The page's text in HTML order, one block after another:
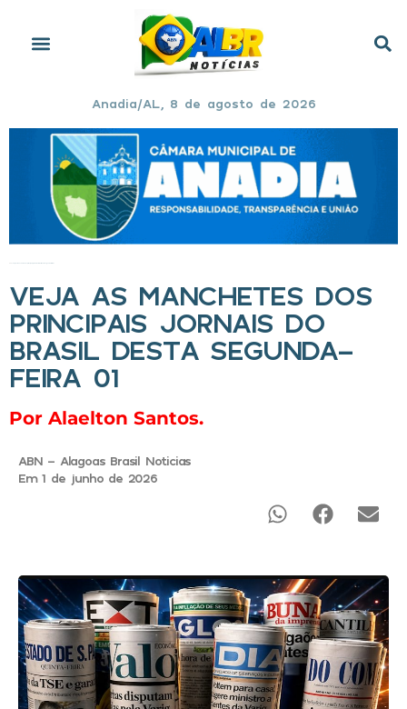
Anadia/AL, 8 de agosto de 2026
VEJA AS MANCHETES DOS
PRINCIPAIS JORNAIS DO
BRASIL DESTA SEGUNDA-
FEIRA 01
Por Alaelton Santos.
ABN - Alagoas Brasil Noticias
Em 1 de junho de 2026